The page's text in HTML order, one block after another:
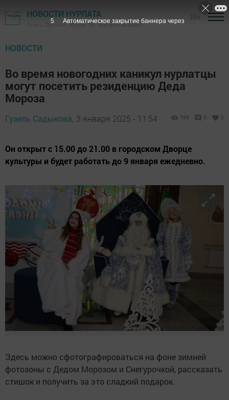
НОВОСТИ НУРЛАТА
Газета "Дружба", Нурлат ТВ - Нурлатский район
НОВОСТИ
Во время новогодних каникул нурлатцы
могут посетить резиденцию Деда
Мороза
Гузель Садыкова, 3 января 2025 - 11:54 765 0 0
Он открыт с 15.00 до 21.00 в городском Дворце
культуры и будет работать до 9 января ежедневно.
Здесь можно сфотографироваться на фоне зимней
фотозоны с Дедом Морозом и Снегурочкой, рассказать
стишок и получить за это сладкий подарок.
4 Автоматическое закрытие баннера через